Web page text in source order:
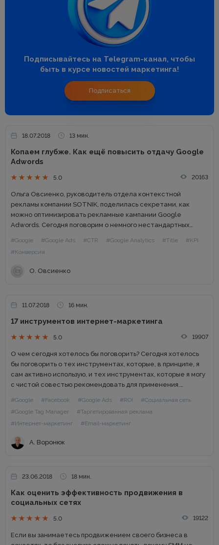
Подписывайтесь на Telegram-канал, чтобы
быть в курсе новостей маркетинга!
Подписаться
18.07.2018 13 мин.
Копаем глубже. Как ещё повысить отдачу Google
Adwords
5.0 20163
Ольга Овсиенко, руководитель отдела контекстной
рекламы компании SOTNIK, поделилась секретами, как
можно оптимизировать рекламные кампании Google
Adwords. Сегодня поговорим о немного нестандартных
КМС). А также затронем такие вопросы, как разные уровни
оптимизации и как...
#Google #Google Ads #CTR #Google Analytics #Title
#KPI
#Конверсия
О. Овсиенко
11.07.2018 16 мин.
17 инструментов интернет-маркетинга
5.0 19907
О чем сегодня хотелось бы поговорить? Сегодня хотелось
бы поговорить о тех инструментах, которые, в принципе, я
сам активно использую, и тех инструментах, которые я могу
с чистой совестью рекомендовать для применения.
довольно...
#Google #Facebook #Google Ads #ROI
#Социальная сеть
#Google Tag Manager
#Таргетированная реклама
#Интернет-маркетинг
#Email-маркетинг
А. Воронюк
23.06.2018 18 мин.
Как оценить эффективность продвижения в
социальных сетях
5.0 19122
Если вы занимаетесь продвижением своего бизнеса в